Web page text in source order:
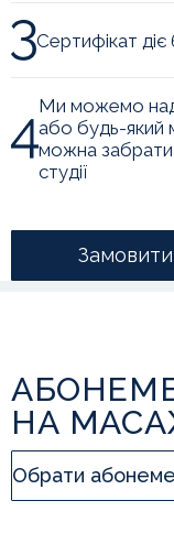
Сертифікат діє
Ми можемо
або будь-який
можна забрати
студії
Замовити
НА
Обрати